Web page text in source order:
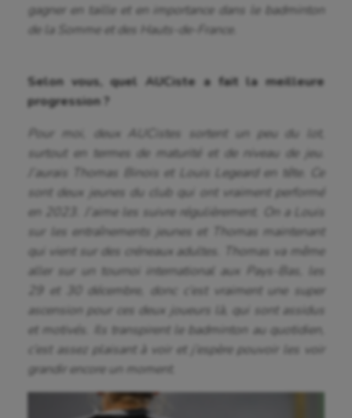
Athlétisme
Balle à la main
Ballon au poing
Baseball
Billard
Canoë-kayak
Cerf Volant
Cheerleading
gagner en taille et en importance dans le badminton
de la Somme et des Hauts-de-France.
Selon vous, quel AUCiste a fait la meilleure
progression ?
Pour moi, deux AUCistes sortent un peu du lot,
surtout en termes de maturité et de niveau de jeu.
J’aurais Thomas Binois et Louis Legeard en tête. Ce
sont deux jeunes du club qui ont vraiment performé
en 2023. J’aime les suivre régulièrement. On a Louis
sur les entraînements jeunes et Thomas maintenant
qui vient sur des créneaux adultes. Thomas va même
aller sur un tournoi international aux Pays-Bas, les
29 et 30 décembre, donc c’est vraiment une super
ascension pour ces deux joueurs là, qui sont assidus
et motivés. Ils transpirent le badminton au quotidien,
c’est assez plaisant à voir et j’espère pouvoir les voir
grandir encore un moment.